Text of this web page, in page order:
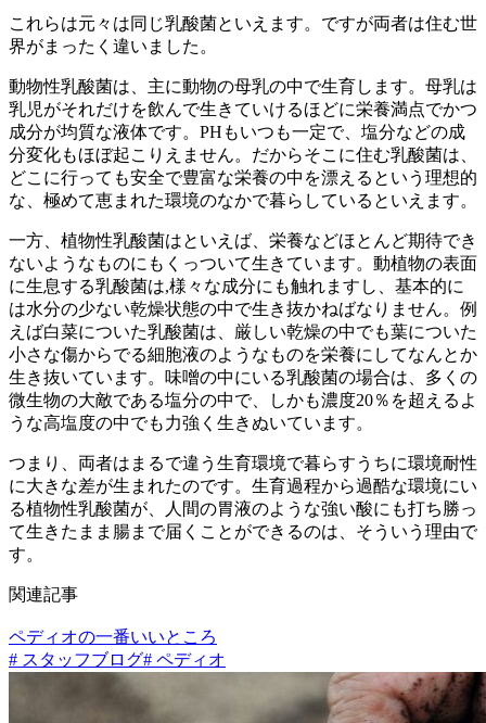
これらは元々は同じ乳酸菌といえます。ですが両者は住む世
界がまったく違いました。
動物性乳酸菌は、主に動物の母乳の中で生育します。母乳は
乳児がそれだけを飲んで生きていけるほどに栄養満点でかつ
成分が均質な液体です。PHもいつも一定で、塩分などの成
分変化もほぼ起こりえません。だからそこに住む乳酸菌は、
どこに行っても安全で豊富な栄養の中を漂えるという理想的
な、極めて恵まれた環境のなかで暮らしているといえます。
一方、植物性乳酸菌はといえば、栄養などほとんど期待でき
ないようなものにもくっついて生きています。動植物の表面
に生息する乳酸菌は,様々な成分にも触れますし、基本的に
は水分の少ない乾燥状態の中で生き抜かねばなりません。例
えば白菜についた乳酸菌は、厳しい乾燥の中でも葉についた
小さな傷からでる細胞液のようなものを栄養にしてなんとか
生き抜いています。味噌の中にいる乳酸菌の場合は、多くの
微生物の大敵である塩分の中で、しかも濃度20％を超えるよ
うな高塩度の中でも力強く生きぬいています。
つまり、両者はまるで違う生育環境で暮らすうちに環境耐性
に大きな差が生まれたのです。生育過程から過酷な環境にい
る植物性乳酸菌が、人間の胃液のような強い酸にも打ち勝っ
て生きたまま腸まで届くことができるのは、そういう理由で
す。
関連記事
ペディオの一番いいところ
# スタッフブログ# ペディオ